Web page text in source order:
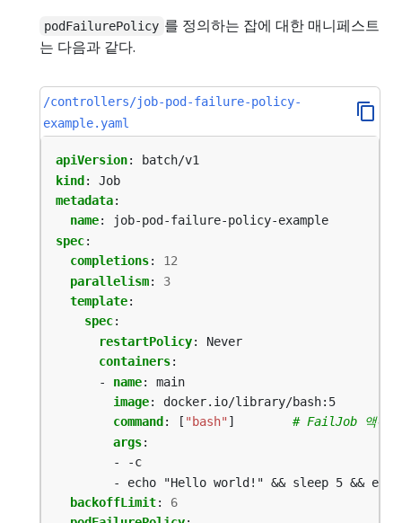
podFailurePolicy 를 정의하는 잡에 대한 매니페스트
는 다음과 같다.
/controllers/job-pod-failure-policy-
example.yaml
apiVersion:
batch/v1
kind :
Job
metadata:
name:
job-pod-failure-policy-example
spec:
completions:
12
parallelism:
3
template:
spec:
restartPolicy:
Never
containers:
- name:
main
image:
docker.io/library/bash:5
command : [ "bash" ]
# FailJob 액션을
args:
- -c
- echo "Hello world!" && sleep 5 && exit
backoffLimit:
6